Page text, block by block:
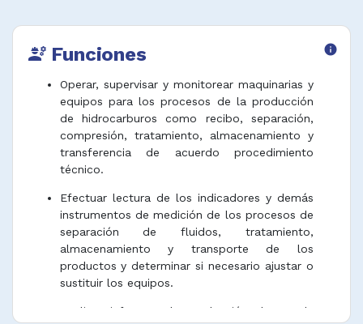
engineering Funciones info
Operar, supervisar y monitorear maquinarias y
equipos para los procesos de la producción
de hidrocarburos como recibo, separación,
compresión, tratamiento, almacenamiento y
transferencia de acuerdo procedimiento
técnico.
Efectuar lectura de los indicadores y demás
instrumentos de medición de los procesos de
separación de fluidos, tratamiento,
almacenamiento y transporte de los
productos y determinar si necesario ajustar o
sustituir los equipos.
Realizar informes de producción dentro de